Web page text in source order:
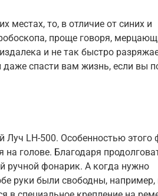
местах, то, в отличие от синих и
проще говоря,
и не так быстро
спасти вам жизнь, если вы
LH-500. Особенностью этого
на голове. Благодаря
ручной фонарик. А когда нужно
руки были свободны, например,